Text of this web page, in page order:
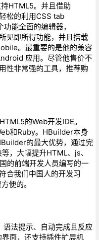
HTML5。并且借助
松的利用CSS tab
能全面的编辑器，
见即所得功能，并且搭载
。最重要的是他的兼容
应用。尽管他售价不
性非常强的工具，推荐购
的Web开发IDE。
和Ruby。HBuilder本身
的最大优势，通过完
，大幅提升HTML、js、
的前端开发人员编写的一
合我们中国人的开发习
便的。
法提示、自动完成且反应
面，还支持插件扩展机